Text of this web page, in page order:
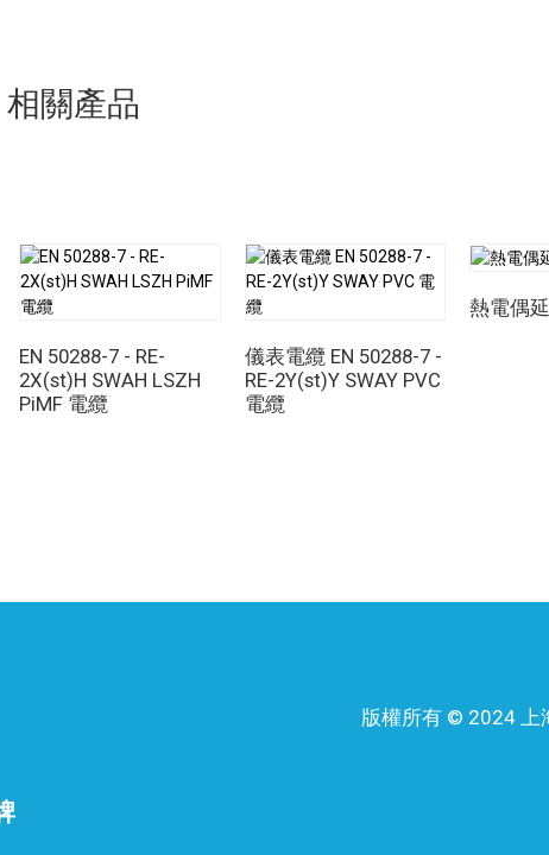
相關產品
EN 50288-7 - RE-
2X(st)H SWAH LSZH
PiMF 電纜
儀表電纜 EN 50288-7 -
RE-2Y(st)Y SWAY PVC
電纜
熱電偶
版權所有 © 2024 上